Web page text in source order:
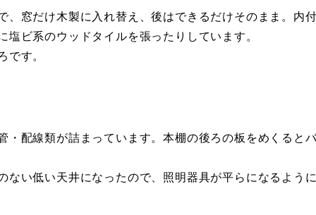
窓だけ木製に入れ替え、後はできるだけそのまま。内
ビ系のウッドタイルを張ったりしています。
す。
・配線類が詰まっています。本棚の後ろの板をめくると
ない低い天井になったので、照明器具が平らになるよう